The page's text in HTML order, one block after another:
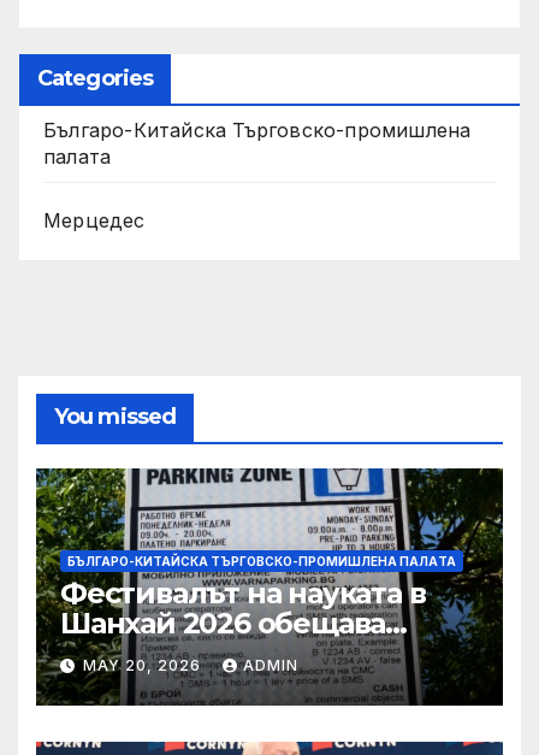
Categories
Българо-Китайска Търговско-промишлена
палaта
Мерцедес
You missed
БЪЛГАРО-КИТАЙСКА ТЪРГОВСКО-ПРОМИШЛЕНА ПАЛAТА
Фестивалът на науката в
Шанхай 2026 обещава
вълнуващи научно-
технологични иновации
MAY 20, 2026 ADMIN